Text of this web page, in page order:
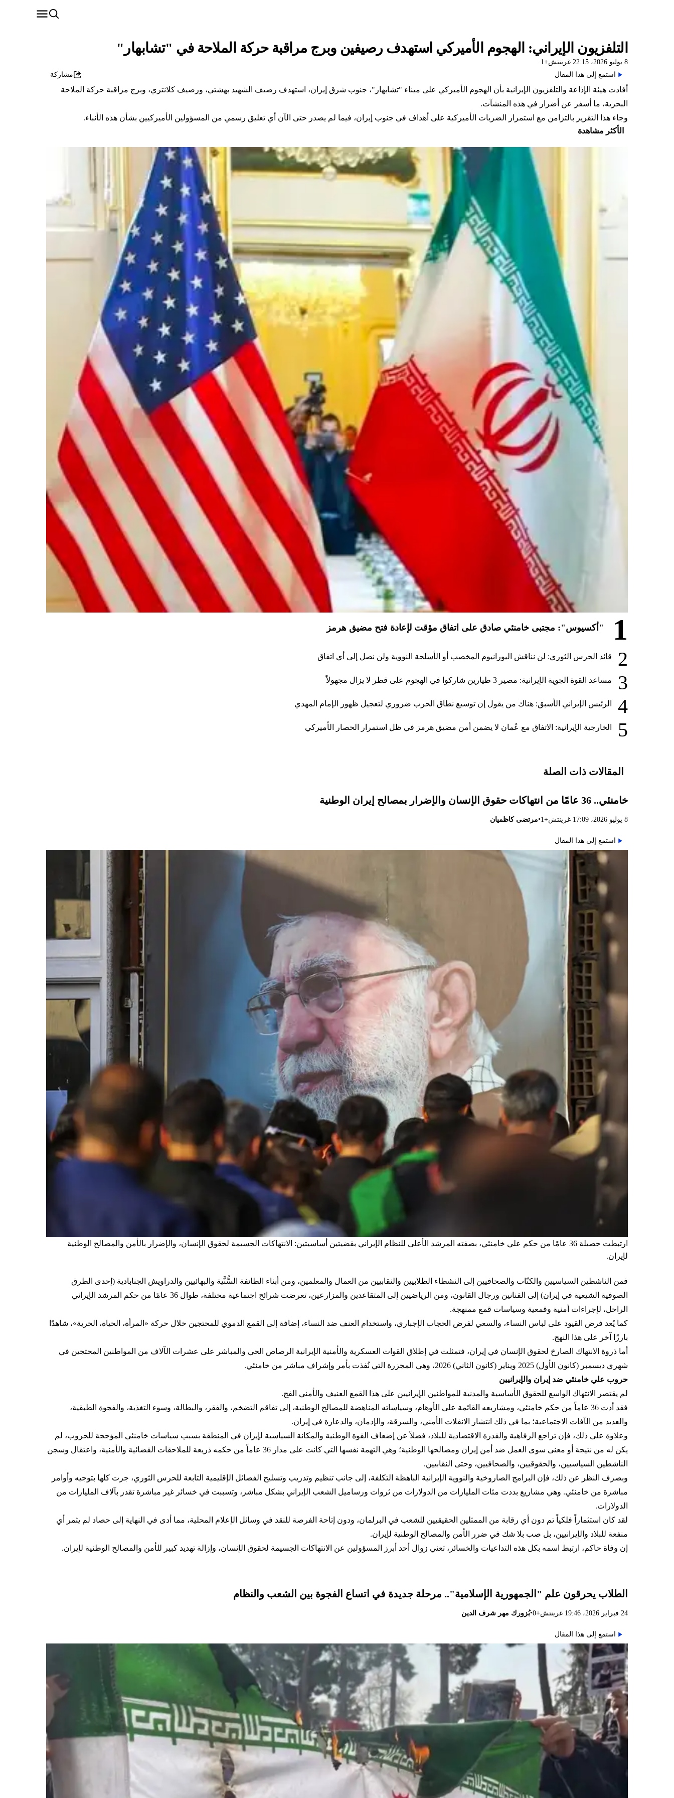
التلفزيون الإيراني: الهجوم الأميركي استهدف رصيفين وبرج مراقبة حركة الملاحة في "تشابهار"
8 يوليو 2026، 22:15 غرينتش+1
استمع إلى هذا المقال
مشاركة
أفادت هيئة الإذاعة والتلفزيون الإيرانية بأن الهجوم الأميركي على ميناء "تشابهار"، جنوب شرق إيران، استهدف رصيف الشهيد بهشتي، ورصيف كلانتري، وبرج مراقبة حركة الملاحة
البحرية، ما أسفر عن أضرار في هذه المنشآت.
وجاء هذا التقرير بالتزامن مع استمرار الضربات الأميركية على أهداف في جنوب إيران، فيما لم يصدر حتى الآن أي تعليق رسمي من المسؤولين الأميركيين بشأن هذه الأنباء.
الأكثر مشاهدة
1 "أكسيوس": مجتبى خامنئي صادق على اتفاق مؤقت لإعادة فتح مضيق هرمز
2 قائد الحرس الثوري: لن نناقش اليورانيوم المخصب أو الأسلحة النووية ولن نصل إلى أي اتفاق
3 مساعد القوة الجوية الإيرانية: مصير 3 طيارين شاركوا في الهجوم على قطر لا يزال مجهولاً
4 الرئيس الإيراني الأسبق: هناك من يقول إن توسيع نطاق الحرب ضروري لتعجيل ظهور الإمام المهدي
5 الخارجية الإيرانية: الاتفاق مع عُمان لا يضمن أمن مضيق هرمز في ظل استمرار الحصار الأميركي
المقالات ذات الصلة
خامنئي.. 36 عامًا من انتهاكات حقوق الإنسان والإضرار بمصالح إيران الوطنية
8 يوليو 2026، 17:09 غرينتش+1 •مرتضى كاظميان
استمع إلى هذا المقال
ارتبطت حصيلة 36 عامًا من حكم علي خامنئي، بصفته المرشد الأعلى للنظام الإيراني بقضيتين أساسيتين: الانتهاكات الجسيمة لحقوق الإنسان، والإضرار بالأمن والمصالح الوطنية
لإيران.
فمن الناشطين السياسيين والكتّاب والصحافيين إلى النشطاء الطلابيين والنقابيين من العمال والمعلمين، ومن أبناء الطائفة السُّنَّية والبهائيين والدراويش الجنابادية (إحدى الطرق
الصوفية الشيعية في إيران) إلى الفنانين ورجال القانون، ومن الرياضيين إلى المتقاعدين والمزارعين، تعرضت شرائح اجتماعية مختلفة، طوال 36 عامًا من حكم المرشد الإيراني
الراحل، لإجراءات أمنية وقمعية وسياسات قمع ممنهجة.
كما يُعد فرض القيود على لباس النساء، والسعي لفرض الحجاب الإجباري، واستخدام العنف ضد النساء، إضافة إلى القمع الدموي للمحتجين خلال حركة «المرأة، الحياة، الحرية»، شاهدًا
بارزًا آخر على هذا النهج.
أما ذروة الانتهاك الصارخ لحقوق الإنسان في إيران، فتمثلت في إطلاق القوات العسكرية والأمنية الإيرانية الرصاص الحي والمباشر على عشرات الآلاف من المواطنين المحتجين في
شهري ديسمبر (كانون الأول) 2025 ويناير (كانون الثاني) 2026، وهي المجزرة التي نُفذت بأمر وإشراف مباشر من خامنئي.
حروب علي خامنئي ضد إيران والإيرانيين
لم يقتصر الانتهاك الواسع للحقوق الأساسية والمدنية للمواطنين الإيرانيين على هذا القمع العنيف والأمني الفج.
فقد أدت 36 عاماً من حكم خامنئي، ومشاریعه القائمة على الأوهام، وسياساته المناهضة للمصالح الوطنية، إلى تفاقم التضخم، والفقر، والبطالة، وسوء التغذية، والفجوة الطبقية،
والعديد من الآفات الاجتماعية؛ بما في ذلك انتشار الانفلات الأمني، والسرقة، والإدمان، والدعارة في إيران.
وعلاوة على ذلك، فإن تراجع الرفاهية والقدرة الاقتصادية للبلاد، فضلاً عن إضعاف القوة الوطنية والمكانة السياسية لإيران في المنطقة بسبب سياسات خامنئي المؤججة للحروب، لم
يكن له من نتيجة أو معنى سوى العمل ضد أمن إيران ومصالحها الوطنية؛ وهي التهمة نفسها التي كانت على مدار 36 عاماً من حكمه ذريعة للملاحقات القضائية والأمنية، واعتقال وسجن
الناشطين السياسيين، والحقوقيين، والصحافيين، وحتى النقابيين.
وبصرف النظر عن ذلك، فإن البرامج الصاروخية والنووية الإيرانية الباهظة التكلفة، إلى جانب تنظيم وتدريب وتسليح الفصائل الإقليمية التابعة للحرس الثوري، جرت كلها بتوجيه وأوامر
مباشرة من خامنئي. وهي مشاريع بددت مئات المليارات من الدولارات من ثروات ورساميل الشعب الإيراني بشكل مباشر، وتسببت في خسائر غير مباشرة تقدر بآلاف المليارات من
الدولارات.
لقد كان استثماراً فلكياً تم دون أي رقابة من الممثلين الحقيقيين للشعب في البرلمان، ودون إتاحة الفرصة للنقد في وسائل الإعلام المحلية، مما أدى في النهاية إلى حصاد لم يثمر أي
منفعة للبلاد والإيرانيين، بل صب بلا شك في ضرر الأمن والمصالح الوطنية لإيران.
إن وفاة حاكم، ارتبط اسمه بكل هذه التداعيات والخسائر، تعني زوال أحد أبرز المسؤولين عن الانتهاكات الجسيمة لحقوق الإنسان، وإزالة تهديد كبير للأمن والمصالح الوطنية لإيران.
الطلاب يحرقون علم "الجمهورية الإسلامية".. مرحلة جديدة في اتساع الفجوة بين الشعب والنظام
24 فبراير 2026، 19:46 غرينتش+0 •بُزورك مهر شرف الدين
استمع إلى هذا المقال